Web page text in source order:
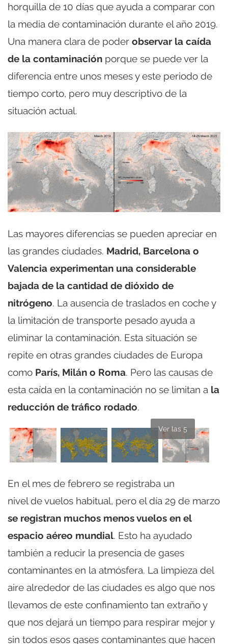
horquilla de 10 días que ayuda a comparar con
la media de contaminación durante el año 2019.
Una manera clara de poder observar la caída
de la contaminación porque se puede ver la
diferencia entre unos meses y este periodo de
tiempo corto, pero muy descriptivo de la
situación actual.
Las mayores diferencias se pueden apreciar en
las grandes ciudades. Madrid, Barcelona o
Valencia experimentan una considerable
bajada de la cantidad de dióxido de
nitrógeno. La ausencia de traslados en coche y
la limitación de transporte pesado ayuda a
eliminar la contaminación. Esta situación se
repite en otras grandes ciudades de Europa
como París, Milán o Roma. Pero las causas de
esta caída en la contaminación no se limitan a la
reducción de tráfico rodado.
Ver las 5
En el mes de febrero se registraba un
nivel de vuelos habitual, pero el día 29 de marzo
se registran muchos menos vuelos en el
espacio aéreo mundial. Esto ha ayudado
también a reducir la presencia de gases
contaminantes en la atmósfera. La limpieza del
aire alrededor de las ciudades es algo que nos
llevamos de este confinamiento tan extraño y
que nos dejará un tiempo para respirar mejor y
sin todos esos gases contaminantes que hacen